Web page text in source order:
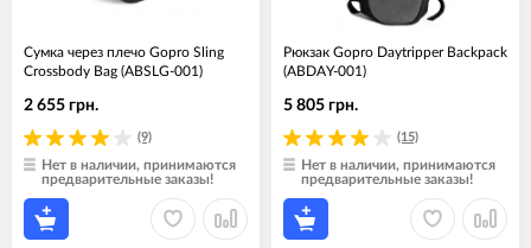
Сумка через плечо Gopro Sling
Crossbody Bag (ABSLG-001)
(9)
2 655 грн.
Нет в наличии, принимаются
предварительные заказы!
Рюкзак Gopro Daytripper Backpack
(ABDAY-001)
(15)
5 805 грн.
Нет в наличии, принимаются
предварительные заказы!